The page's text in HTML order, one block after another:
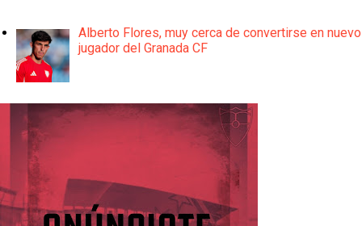
Alberto Flores, muy cerca de convertirse en nuevo
jugador del Granada CF